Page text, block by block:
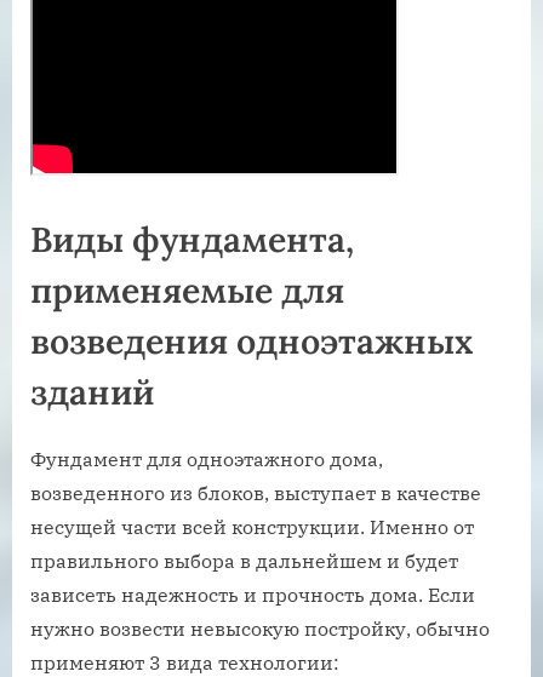
Виды фундамента,
применяемые для
возведения одноэтажных
зданий
Фундамент для одноэтажного дома,
возведенного из блоков, выступает в качестве
несущей части всей конструкции. Именно от
правильного выбора в дальнейшем и будет
зависеть надежность и прочность дома. Если
нужно возвести невысокую постройку, обычно
применяют 3 вида технологии: